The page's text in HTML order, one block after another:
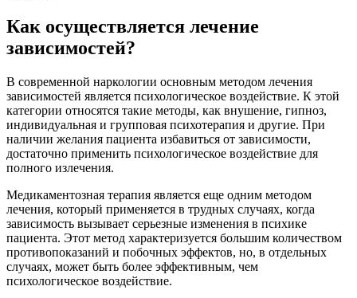
Как осуществляется лечение
зависимостей?
В современной наркологии основным методом лечения
зависимостей является психологическое воздействие. К этой
категории относятся такие методы, как внушение, гипноз,
индивидуальная и групповая психотерапия и другие. При
наличии желания пациента избавиться от зависимости,
достаточно применить психологическое воздействие для
полного излечения.
Медикаментозная терапия является еще одним методом
лечения, который применяется в трудных случаях, когда
зависимость вызывает серьезные изменения в психике
пациента. Этот метод характеризуется большим количеством
противопоказаний и побочных эффектов, но, в отдельных
случаях, может быть более эффективным, чем
психологическое воздействие.